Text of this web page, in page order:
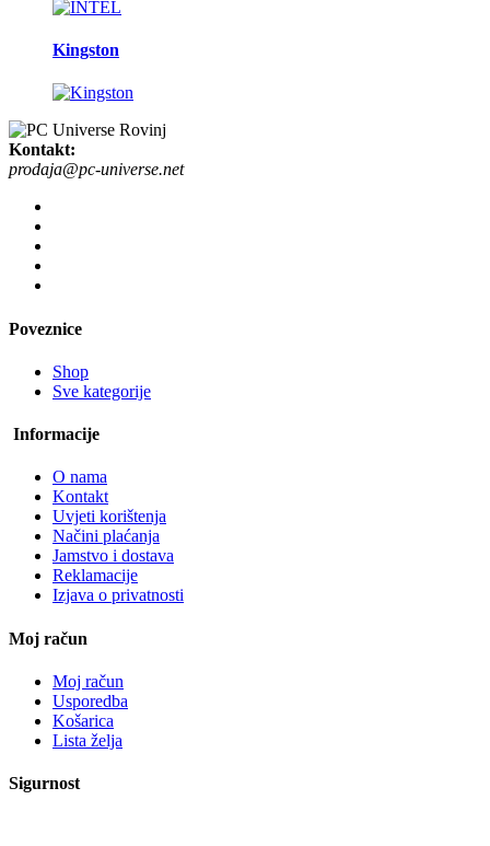
Kingston
Kontakt:
prodaja@pc-universe.net
Poveznice
Shop
Sve kategorije
Informacije
O nama
Kontakt
Uvjeti korištenja
Načini plaćanja
Jamstvo i dostava
Reklamacije
Izjava o privatnosti
Moj račun
Moj račun
Usporedba
Košarica
Lista želja
Sigurnost